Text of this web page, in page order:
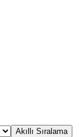
Akıllı Sıralama